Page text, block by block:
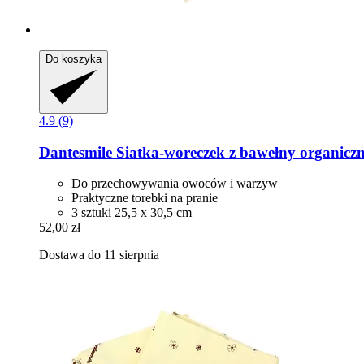
Do koszyka
4.9 (9)
Dantesmile Siatka-​woreczek z bawełny
Do przechowywania owoców i warzyw
Praktyczne torebki na pranie
3 sztuki 25,5 x 30,5 cm
52,00 zł
Dostawa do 11 sierpnia